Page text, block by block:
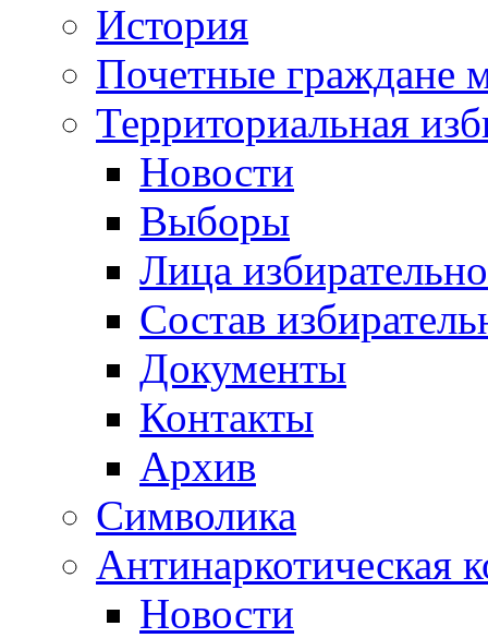
История
Почетные граждане
Территориальная
Новости
Выборы
Лица
Состав
Документы
Контакты
Архив
Символика
Антинаркотическая
Новости